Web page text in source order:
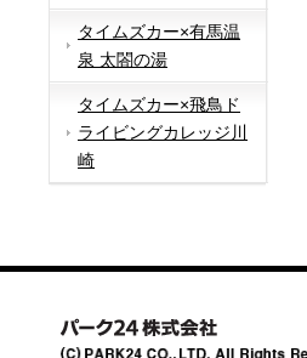
タイムズカー×有馬温
泉 太閤の湯
タイムズカー×飛鳥ド
ライビングカレッジ川
崎